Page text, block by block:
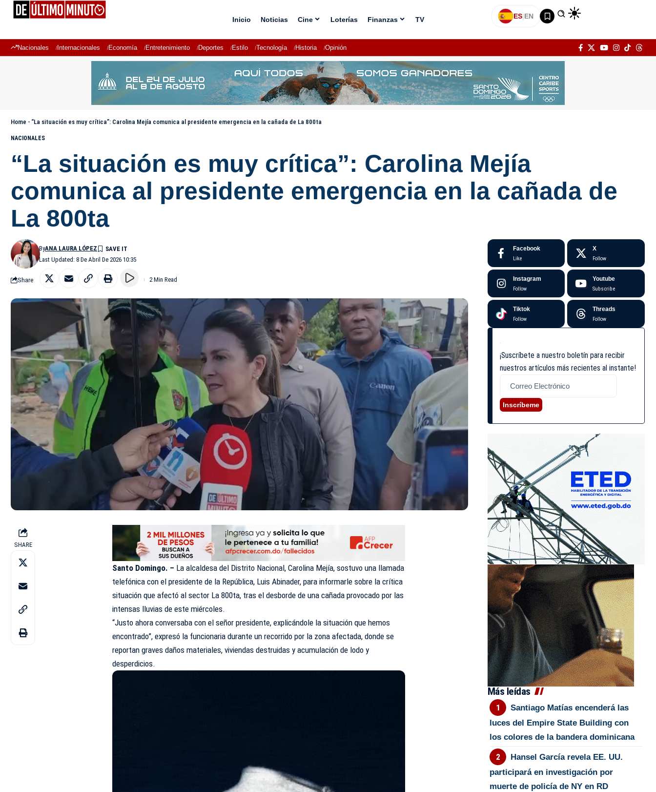
Inicio Noticias Cine Loterías Finanzas TV ES|EN
Nacionales Internacionales Economía Entretenimiento Deportes Estilo Tecnología Historia Opinión
Home - “La situación es muy crítica”: Carolina Mejía comunica al presidente emergencia en la cañada de La 800ta
NACIONALES
“La situación es muy crítica”: Carolina Mejía
comunica al presidente emergencia en la cañada de
La 800ta
Last Updated: 8 De Abril De 2026 10:35
ByANA LAURA LÓPEZ
Share 2 Min Read
SHARE
Santo Domingo. – La alcaldesa del Distrito Nacional, Carolina Mejía, sostuvo una llamada
telefónica con el presidente de la República, Luis Abinader, para informarle sobre la crítica
situación que afectó al sector La 800ta, tras el desborde de una cañada provocado por las
intensas lluvias de este miércoles.
“Justo ahora conversaba con el señor presidente, explicándole la situación que hemos
encontrado”, expresó la funcionaria durante un recorrido por la zona afectada, donde se
reportan graves daños materiales, viviendas destruidas y acumulación de lodo y
desperdicios.
Facebook
Like
X
Follow
Instagram
Follow
Youtube
Subscribe
Tiktok
Follow
Threads
Follow
¡Suscríbete a nuestro boletín para recibir
nuestros artículos más recientes al instante!
Inscríbeme
Más leídas
Santiago Matías encenderá las
luces del Empire State Building con
los colores de la bandera dominicana
Hansel García revela EE. UU.
participará en investigación por
muerte de policía de NY en RD